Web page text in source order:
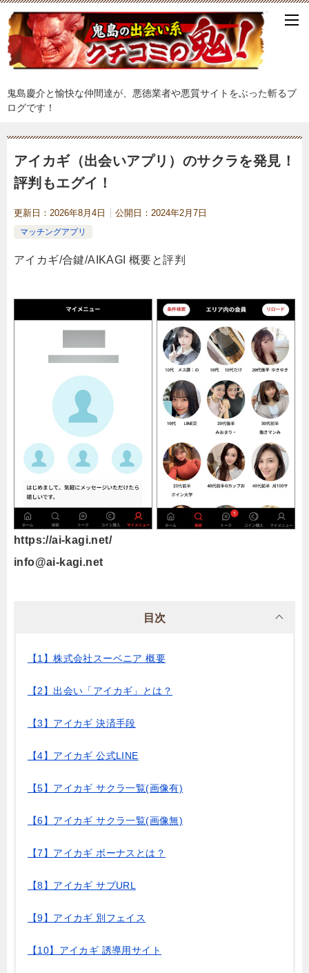
鬼島慶介と愉快な仲間達が、悪徳業者や悪質サイトをぶった斬るブ
ログです！
アイカギ（出会いアプリ）のサクラを発見！
評判もエグイ！
更新日： 2026年8月4日 公開日： 2024年2月7日
マッチングアプリ
アイカギ/合鍵/AIKAGI 概要と評判
https://ai-kagi.net/
info@ai-kagi.net
目次
【1】株式会社スーベニア 概要
【2】出会い「アイカギ」とは？
【3】アイカギ 決済手段
【4】アイカギ 公式LINE
【5】アイカギ サクラ一覧(画像有)
【6】アイカギ サクラ一覧(画像無)
【7】アイカギ ボーナスとは？
【8】アイカギ サブURL
【9】アイカギ 別フェイス
【10】アイカギ 誘導用サイト